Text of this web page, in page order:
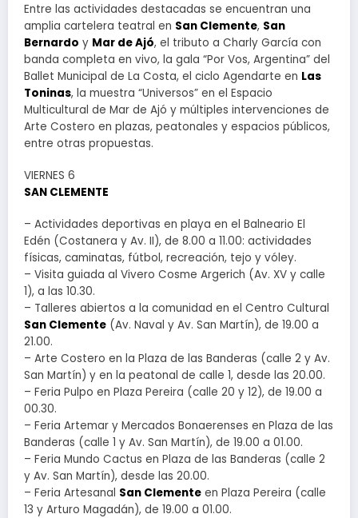
Entre las actividades destacadas se encuentran una
amplia cartelera teatral en San Clemente, San
Bernardo y Mar de Ajó, el tributo a Charly García con
banda completa en vivo, la gala “Por Vos, Argentina” del
Ballet Municipal de La Costa, el ciclo Agendarte en Las
Toninas, la muestra “Universos” en el Espacio
Multicultural de Mar de Ajó y múltiples intervenciones de
Arte Costero en plazas, peatonales y espacios públicos,
entre otras propuestas.
VIERNES 6
SAN CLEMENTE
– Actividades deportivas en playa en el Balneario El
Edén (Costanera y Av. II), de 8.00 a 11.00: actividades
físicas, caminatas, fútbol, recreación, tejo y vóley.
– Visita guiada al Vivero Cosme Argerich (Av. XV y calle
1), a las 10.30.
– Talleres abiertos a la comunidad en el Centro Cultural
San Clemente (Av. Naval y Av. San Martín), de 19.00 a
21.00.
– Arte Costero en la Plaza de las Banderas (calle 2 y Av.
San Martín) y en la peatonal de calle 1, desde las 20.00.
– Feria Pulpo en Plaza Pereira (calle 20 y 12), de 19.00 a
00.30.
– Feria Artemar y Mercados Bonaerenses en Plaza de las
Banderas (calle 1 y Av. San Martín), de 19.00 a 01.00.
– Feria Mundo Cactus en Plaza de las Banderas (calle 2
y Av. San Martín), desde las 20.00.
– Feria Artesanal San Clemente en Plaza Pereira (calle
13 y Arturo Magadán), de 19.00 a 01.00.